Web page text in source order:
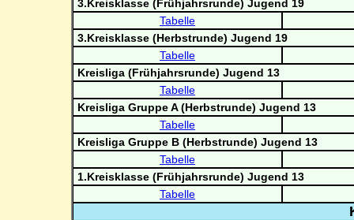
3.Kreisklasse (Frühjahrsrunde) Jugend 19
Tabelle
3.Kreisklasse (Herbstrunde) Jugend 19
Tabelle
Kreisliga (Frühjahrsrunde) Jugend 13
Tabelle
Kreisliga Gruppe A (Herbstrunde) Jugend 13
Tabelle
Kreisliga Gruppe B (Herbstrunde) Jugend 13
Tabelle
1.Kreisklasse (Frühjahrsrunde) Jugend 13
Tabelle